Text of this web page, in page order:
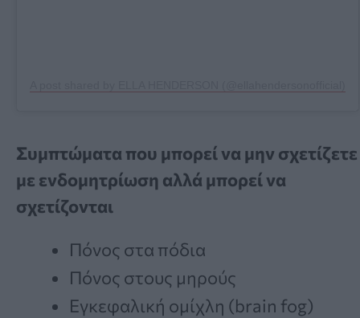
Συμπτώματα που μπορεί να μην σχετίζετε
με ενδομητρίωση αλλά μπορεί να
σχετίζονται
Πόνος στα πόδια
Πόνος στους μηρούς
Εγκεφαλική ομίχλη (brain fog)